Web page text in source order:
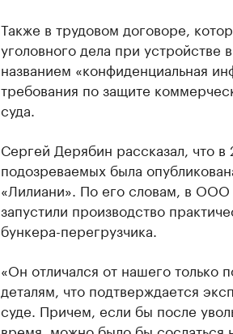
Также в трудовом договоре,
уголовного дела при устройстве
названием «конфиденциальная
требования по защите
суда.
Сергей Дерябин рассказал, что в
подозреваемых была
«Лилиани». По его словам, в ООО
запустили производство
бункера-перегрузчика.
«Он отличался от нашего только
деталям, что подтверждается
суде. Причем, если бы после